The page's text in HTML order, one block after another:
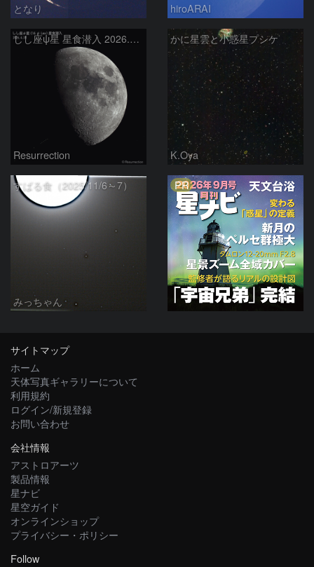
となり hiroARAI
しし座ψ星 星食潜入 2026.4.25
Resurrection
かに星雲と小惑星プシケ
K.Oya
すばる食（2025/11/6～7）
みっちゃん
PR
サイトマップ
ホーム
天体写真ギャラリーについて
利用規約
ログイン/新規登録
お問い合わせ
会社情報
アストロアーツ
製品情報
星ナビ
星空ガイド
オンラインショップ
プライバシー・ポリシー
Follow